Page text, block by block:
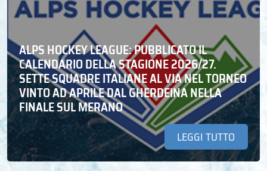
ALPS HOCKEY LEAGUE: PUBBLICATO IL
CALENDARIO DELLA STAGIONE 2026/27.
SETTE SQUADRE ITALIANE AL VIA NEL TORNEO
VINTO AD APRILE DAL GHERDEINA NELLA
FINALE SUL MERANO
LEGGI TUTTO